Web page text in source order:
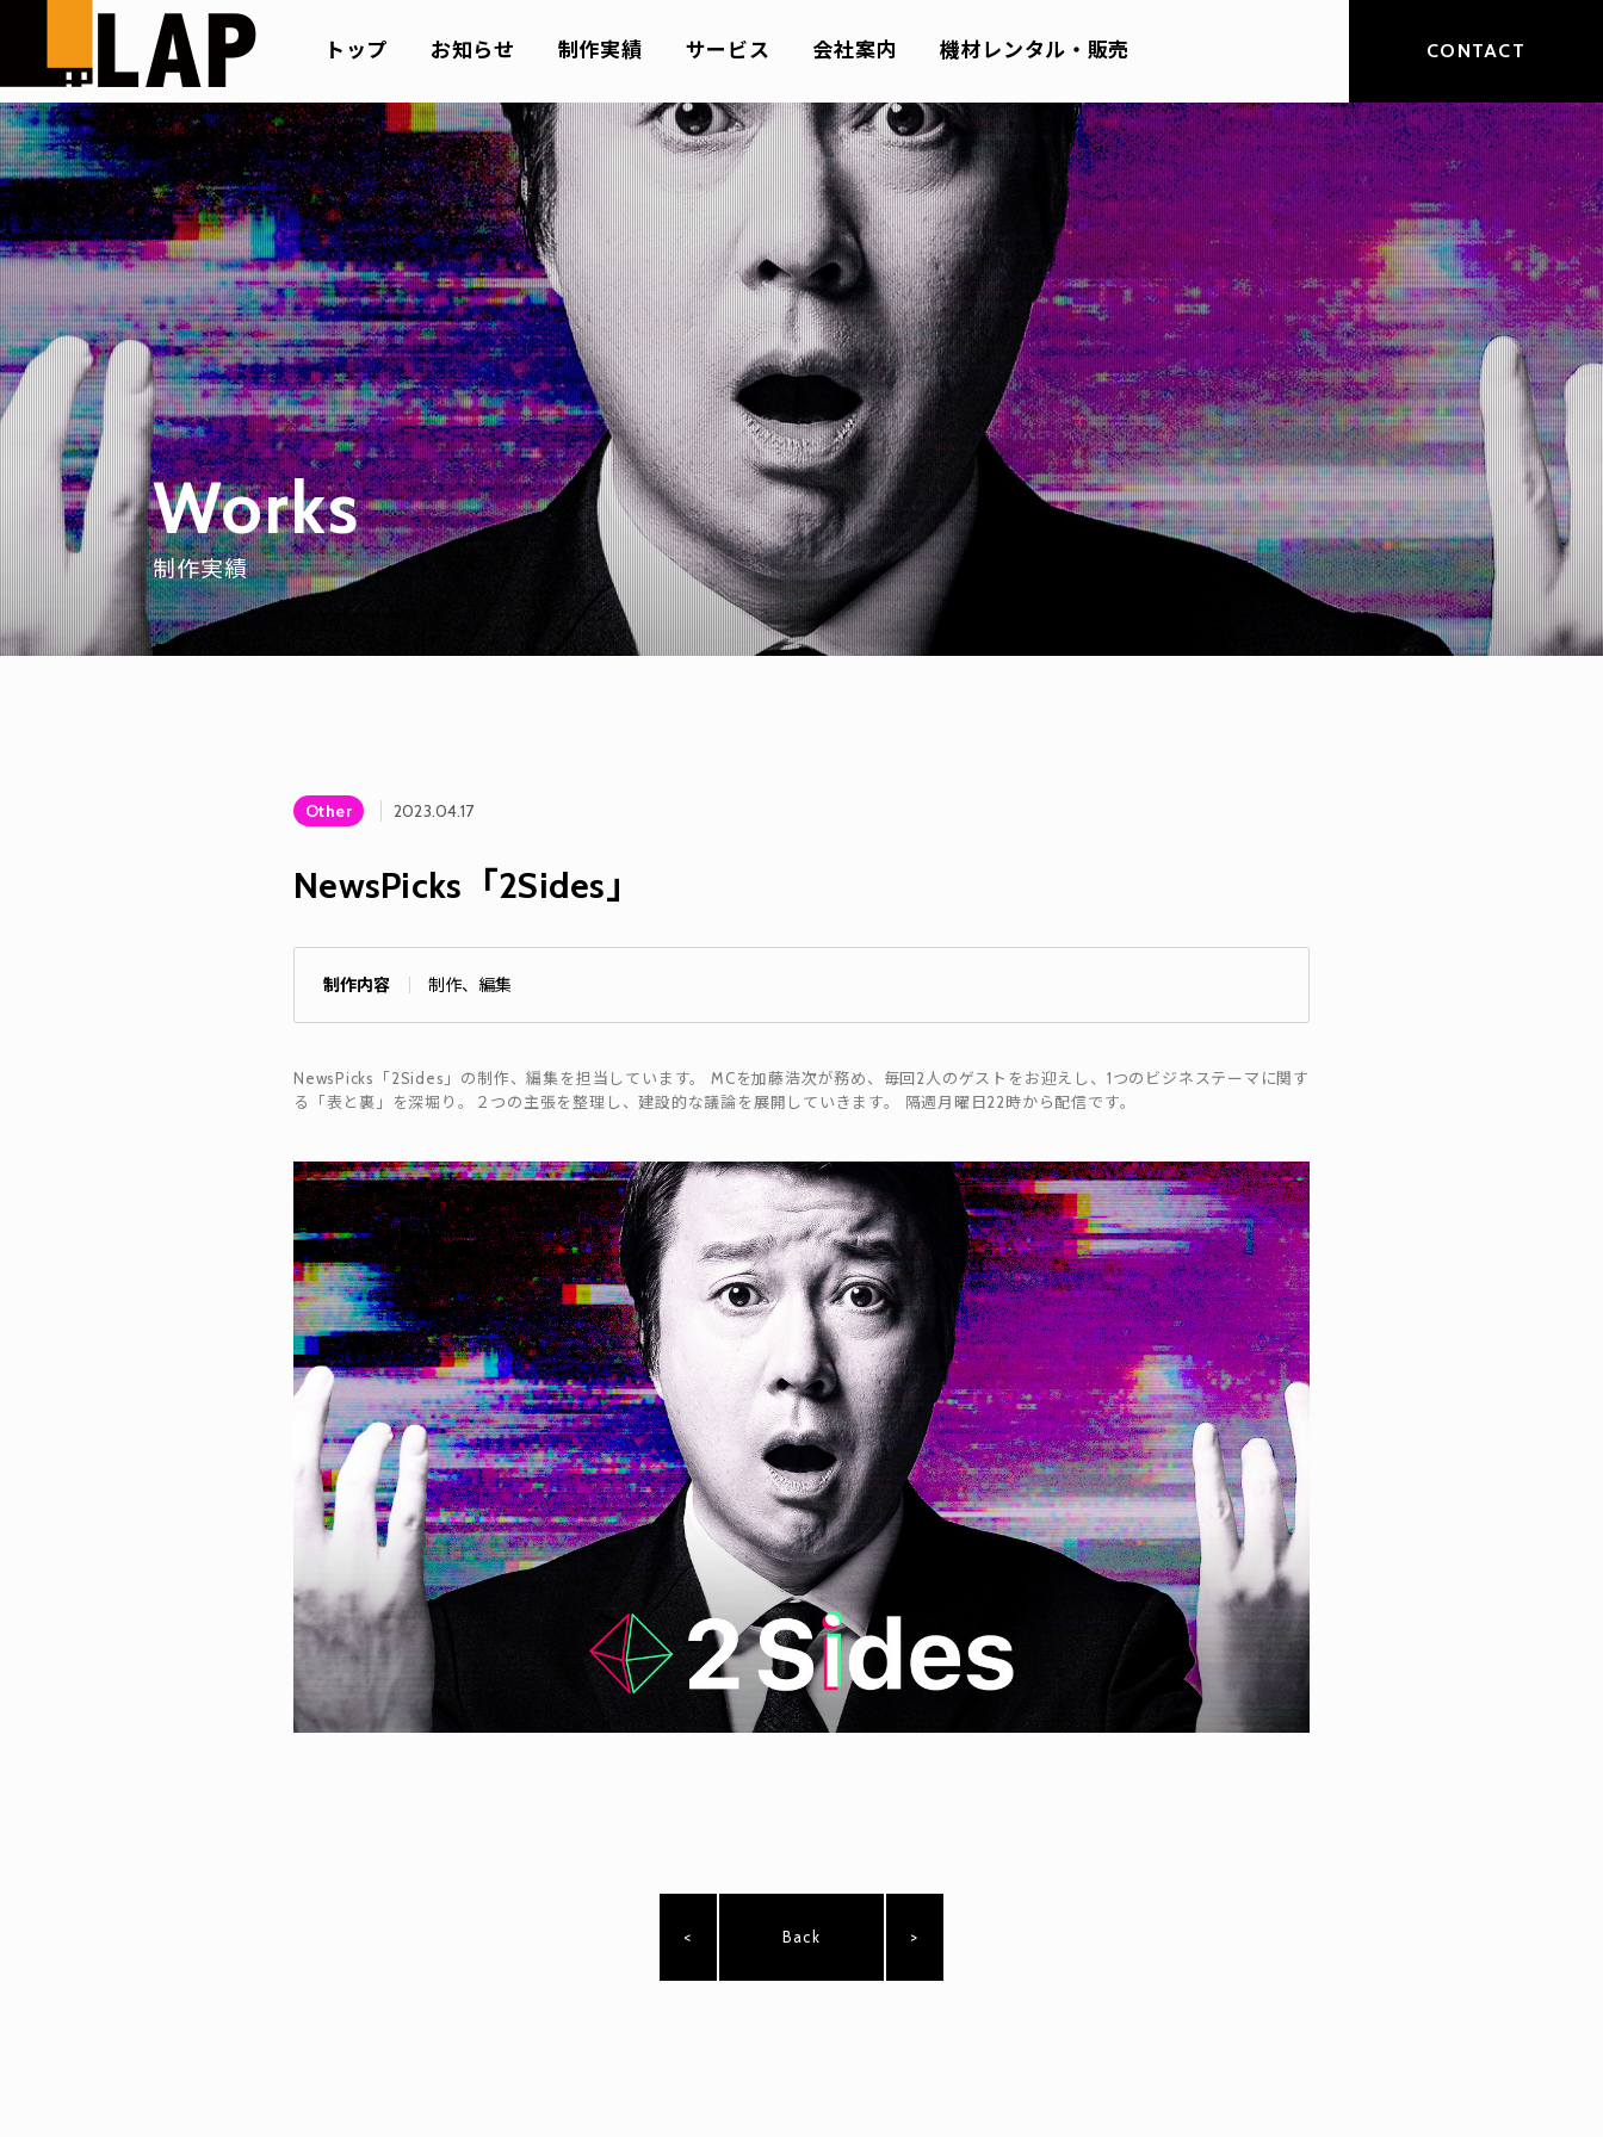
トップ お知らせ 制作実績 サービス 会社案内 機材レンタル・販売 CONTACT
Works
制作実績
Other 2023.04.17
NewsPicks「2Sides」
制作内容 制作、編集
NewsPicks「2Sides」の制作、編集を担当しています。 MCを加藤浩次が務め、毎回2人のゲストをお迎えし、1つのビジネステーマに関す
る「表と裏」を深堀り。２つの主張を整理し、建設的な議論を展開していきます。 隔週月曜日22時から配信です。
< Back >